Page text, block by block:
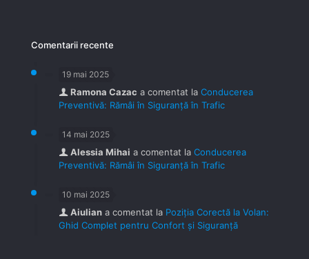
Comentarii recente
19 mai 2025
Ramona Cazac a comentat la Conducerea
Preventivă: Rămâi în Siguranță în Trafic
14 mai 2025
Alessia Mihai a comentat la Conducerea
Preventivă: Rămâi în Siguranță în Trafic
10 mai 2025
Aiulian a comentat la Poziția Corectă la Volan:
Ghid Complet pentru Confort și Siguranță